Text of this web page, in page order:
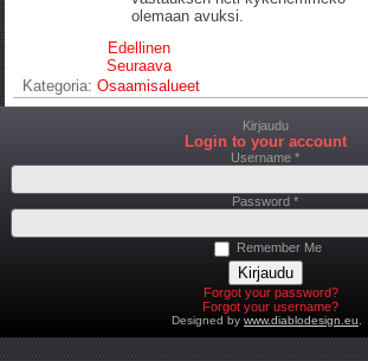
olemaan avuksi.
Edellinen
Seuraava
Kategoria:Osaamisalueet
Kirjaudu
Login to your account
Username *
Password *
Remember Me
Forgot your password?
Forgot your username?
Designed by www.diablodesign.eu.